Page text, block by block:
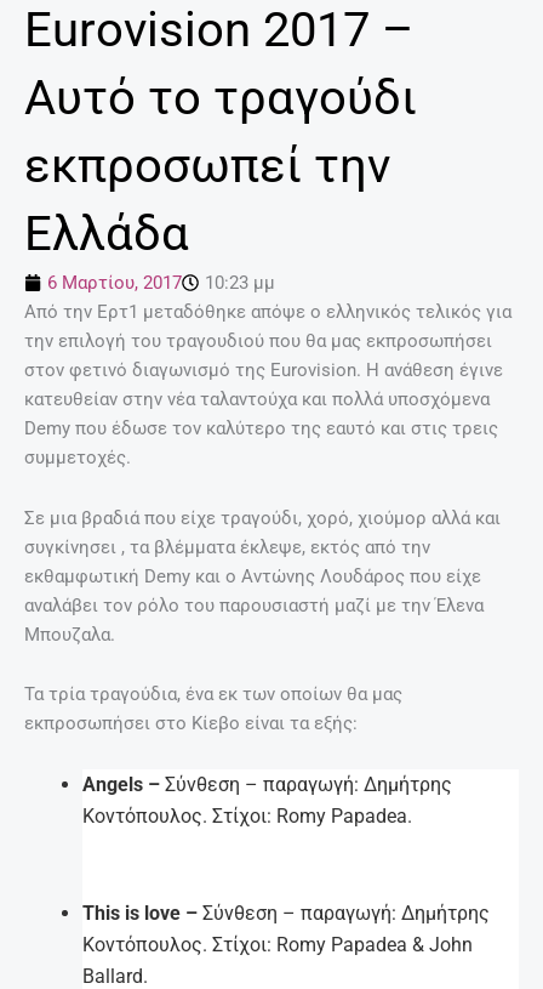
Eurovision 2017 –
Αυτό το τραγούδι
εκπροσωπεί την
Ελλάδα
6 Μαρτίου, 2017
10:23 μμ
Από την Ερτ1 μεταδόθηκε απόψε ο ελληνικός τελικός για
την επιλογή του τραγουδιού που θα μας εκπροσωπήσει
στον φετινό διαγωνισμό της Eurovision. Η ανάθεση έγινε
κατευθείαν στην νέα ταλαντούχα και πολλά υποσχόμενα
Demy που έδωσε τον καλύτερο της εαυτό και στις τρεις
συμμετοχές.
Σε μια βραδιά που είχε τραγούδι, χορό, χιούμορ αλλά και
συγκίνησει , τα βλέμματα έκλεψε, εκτός από την
εκθαμφωτική Demy και ο Αντώνης Λουδάρος που είχε
αναλάβει τον ρόλο του παρουσιαστή μαζί με την Έλενα
Μπουζαλα.
Τα τρία τραγούδια, ένα εκ των οποίων θα μας
εκπροσωπήσει στο Κίεβο είναι τα εξής:
Angels – Σύνθεση – παραγωγή: Δημήτρης
Κοντόπουλος. Στίχοι: Romy Papadea.
This is love – Σύνθεση – παραγωγή: Δημήτρης
Κοντόπουλος. Στίχοι: Romy Papadea & John
Ballard.